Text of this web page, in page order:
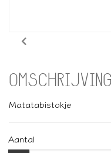
OMSCHRIJVING
Matatabistokje
Aantal